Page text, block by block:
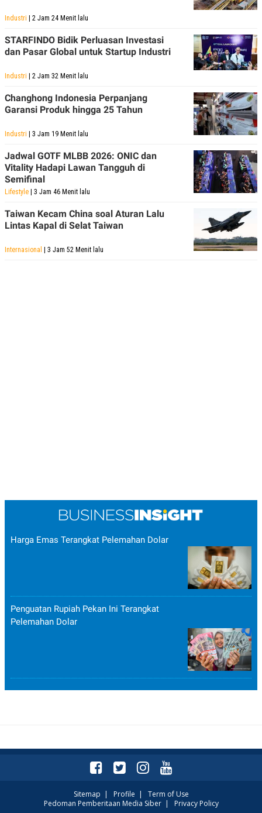
Industri | 2 Jam 24 Menit lalu
STARFINDO Bidik Perluasan Investasi
dan Pasar Global untuk Startup Industri
Industri | 2 Jam 32 Menit lalu
Changhong Indonesia Perpanjang
Garansi Produk hingga 25 Tahun
Industri | 3 Jam 19 Menit lalu
Jadwal GOTF MLBB 2026: ONIC dan
Vitality Hadapi Lawan Tangguh di
Semifinal
Lifestyle | 3 Jam 46 Menit lalu
Taiwan Kecam China soal Aturan Lalu
Lintas Kapal di Selat Taiwan
Internasional | 3 Jam 52 Menit lalu
Harga Emas Terangkat Pelemahan Dolar
Penguatan Rupiah Pekan Ini Terangkat
Pelemahan Dolar
Sitemap | Profile | Term of Use
Pedoman Pemberitaan Media Siber| Privacy Policy